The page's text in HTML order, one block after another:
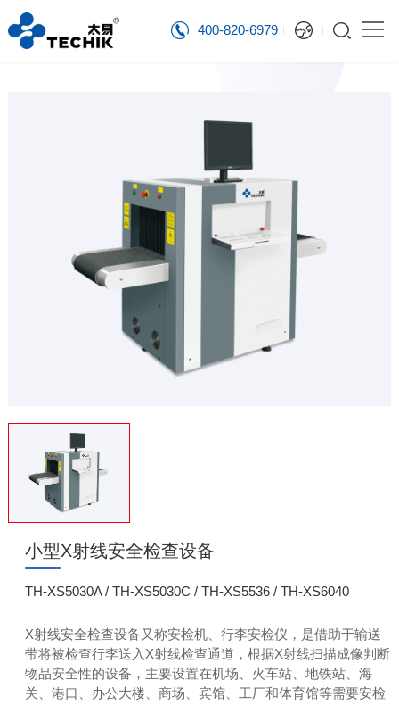
400-820-6979
小型X射线安全检查设备
TH-XS5030A / TH-XS5030C / TH-XS5536 / TH-XS6040
X射线安全检查设备又称安检机、行李安检仪，是借助于输送
带将被检查行李送入X射线检查通道，根据X射线扫描成像判断
物品安全性的设备，主要设置在机场、火车站、地铁站、海
关、港口、办公大楼、商场、宾馆、工厂和体育馆等需要安检